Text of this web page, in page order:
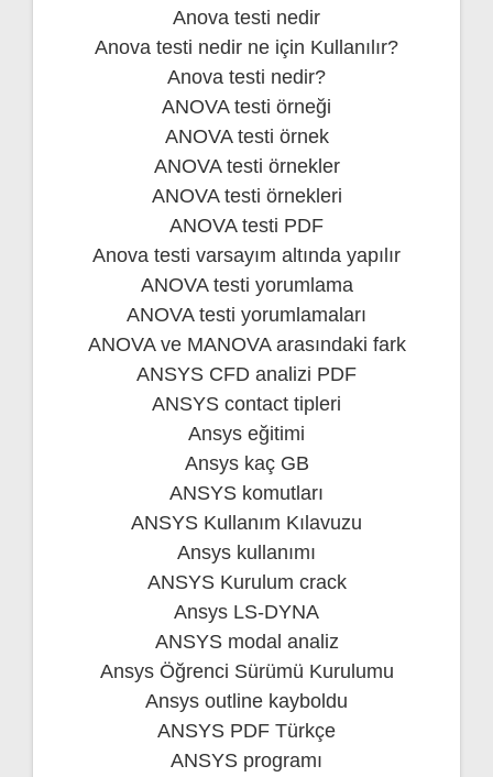
Anova testi nedir
Anova testi nedir ne için Kullanılır?
Anova testi nedir?
ANOVA testi örneği
ANOVA testi örnek
ANOVA testi örnekler
ANOVA testi örnekleri
ANOVA testi PDF
Anova testi varsayım altında yapılır
ANOVA testi yorumlama
ANOVA testi yorumlamaları
ANOVA ve MANOVA arasındaki fark
ANSYS CFD analizi PDF
ANSYS contact tipleri
Ansys eğitimi
Ansys kaç GB
ANSYS komutları
ANSYS Kullanım Kılavuzu
Ansys kullanımı
ANSYS Kurulum crack
Ansys LS-DYNA
ANSYS modal analiz
Ansys Öğrenci Sürümü Kurulumu
Ansys outline kayboldu
ANSYS PDF Türkçe
ANSYS programı